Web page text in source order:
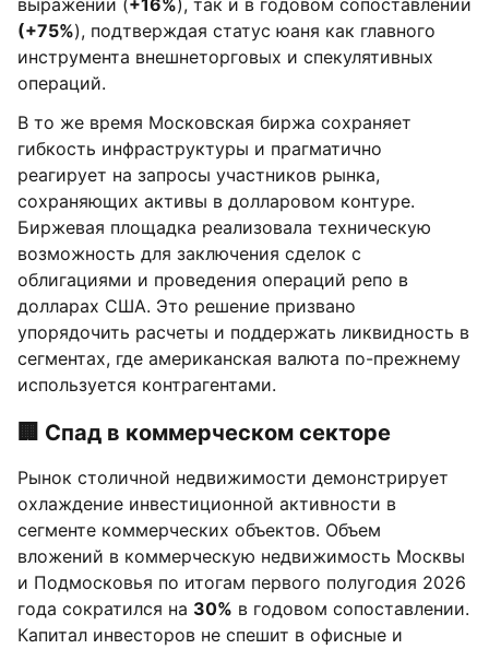
выражении (+16%), так и в годовом сопоставлении
(+75%), подтверждая статус юаня как главного
инструмента внешнеторговых и спекулятивных
операций.
В то же время Московская биржа сохраняет
гибкость инфраструктуры и прагматично
реагирует на запросы участников рынка,
сохраняющих активы в долларовом контуре.
Биржевая площадка реализовала техническую
возможность для заключения сделок с
облигациями и проведения операций репо в
долларах США. Это решение призвано
упорядочить расчеты и поддержать ликвидность в
сегментах, где американская валюта по-прежнему
используется контрагентами.
🏢 Спад в коммерческом секторе
Рынок столичной недвижимости демонстрирует
охлаждение инвестиционной активности в
сегменте коммерческих объектов. Объем
вложений в коммерческую недвижимость Москвы
и Подмосковья по итогам первого полугодия 2026
года сократился на 30% в годовом сопоставлении.
Капитал инвесторов не спешит в офисные и